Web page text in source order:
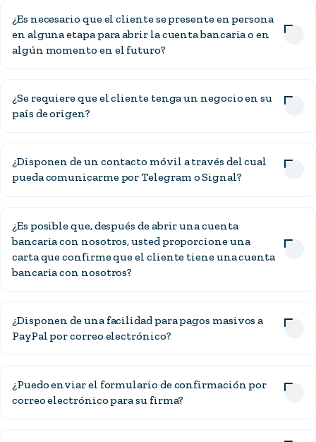
¿Es necesario que el cliente se presente en persona
en alguna etapa para abrir la cuenta bancaria o en
algún momento en el futuro?
¿Se requiere que el cliente tenga un negocio en su
país de origen?
¿Disponen de un contacto móvil a través del cual
pueda comunicarme por Telegram o Signal?
¿Es posible que, después de abrir una cuenta
bancaria con nosotros, usted proporcione una
carta que confirme que el cliente tiene una cuenta
bancaria con nosotros?
¿Disponen de una facilidad para pagos masivos a
PayPal por correo electrónico?
¿Puedo enviar el formulario de confirmación por
correo electrónico para su firma?